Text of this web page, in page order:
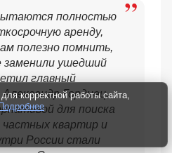
полностью
аренду,
полезно помнить,
заменили ушедший
главный
Гордиец. -
для поиска
частных квартир и
России стали
корректной работы сайта,